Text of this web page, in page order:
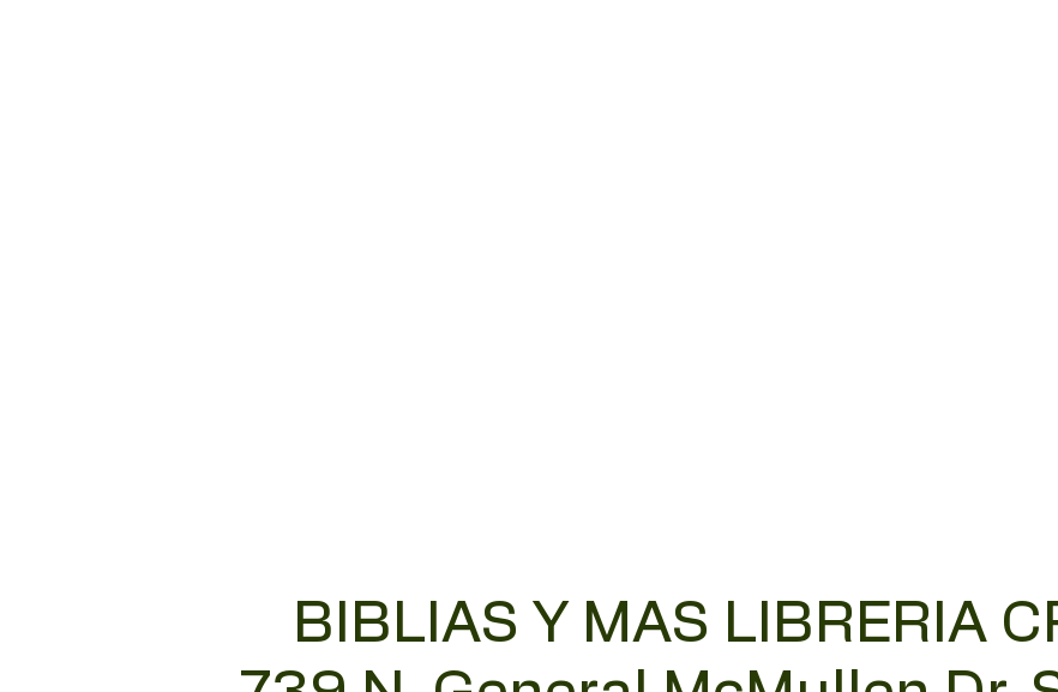
BIBLIAS Y MAS LIBRERIA